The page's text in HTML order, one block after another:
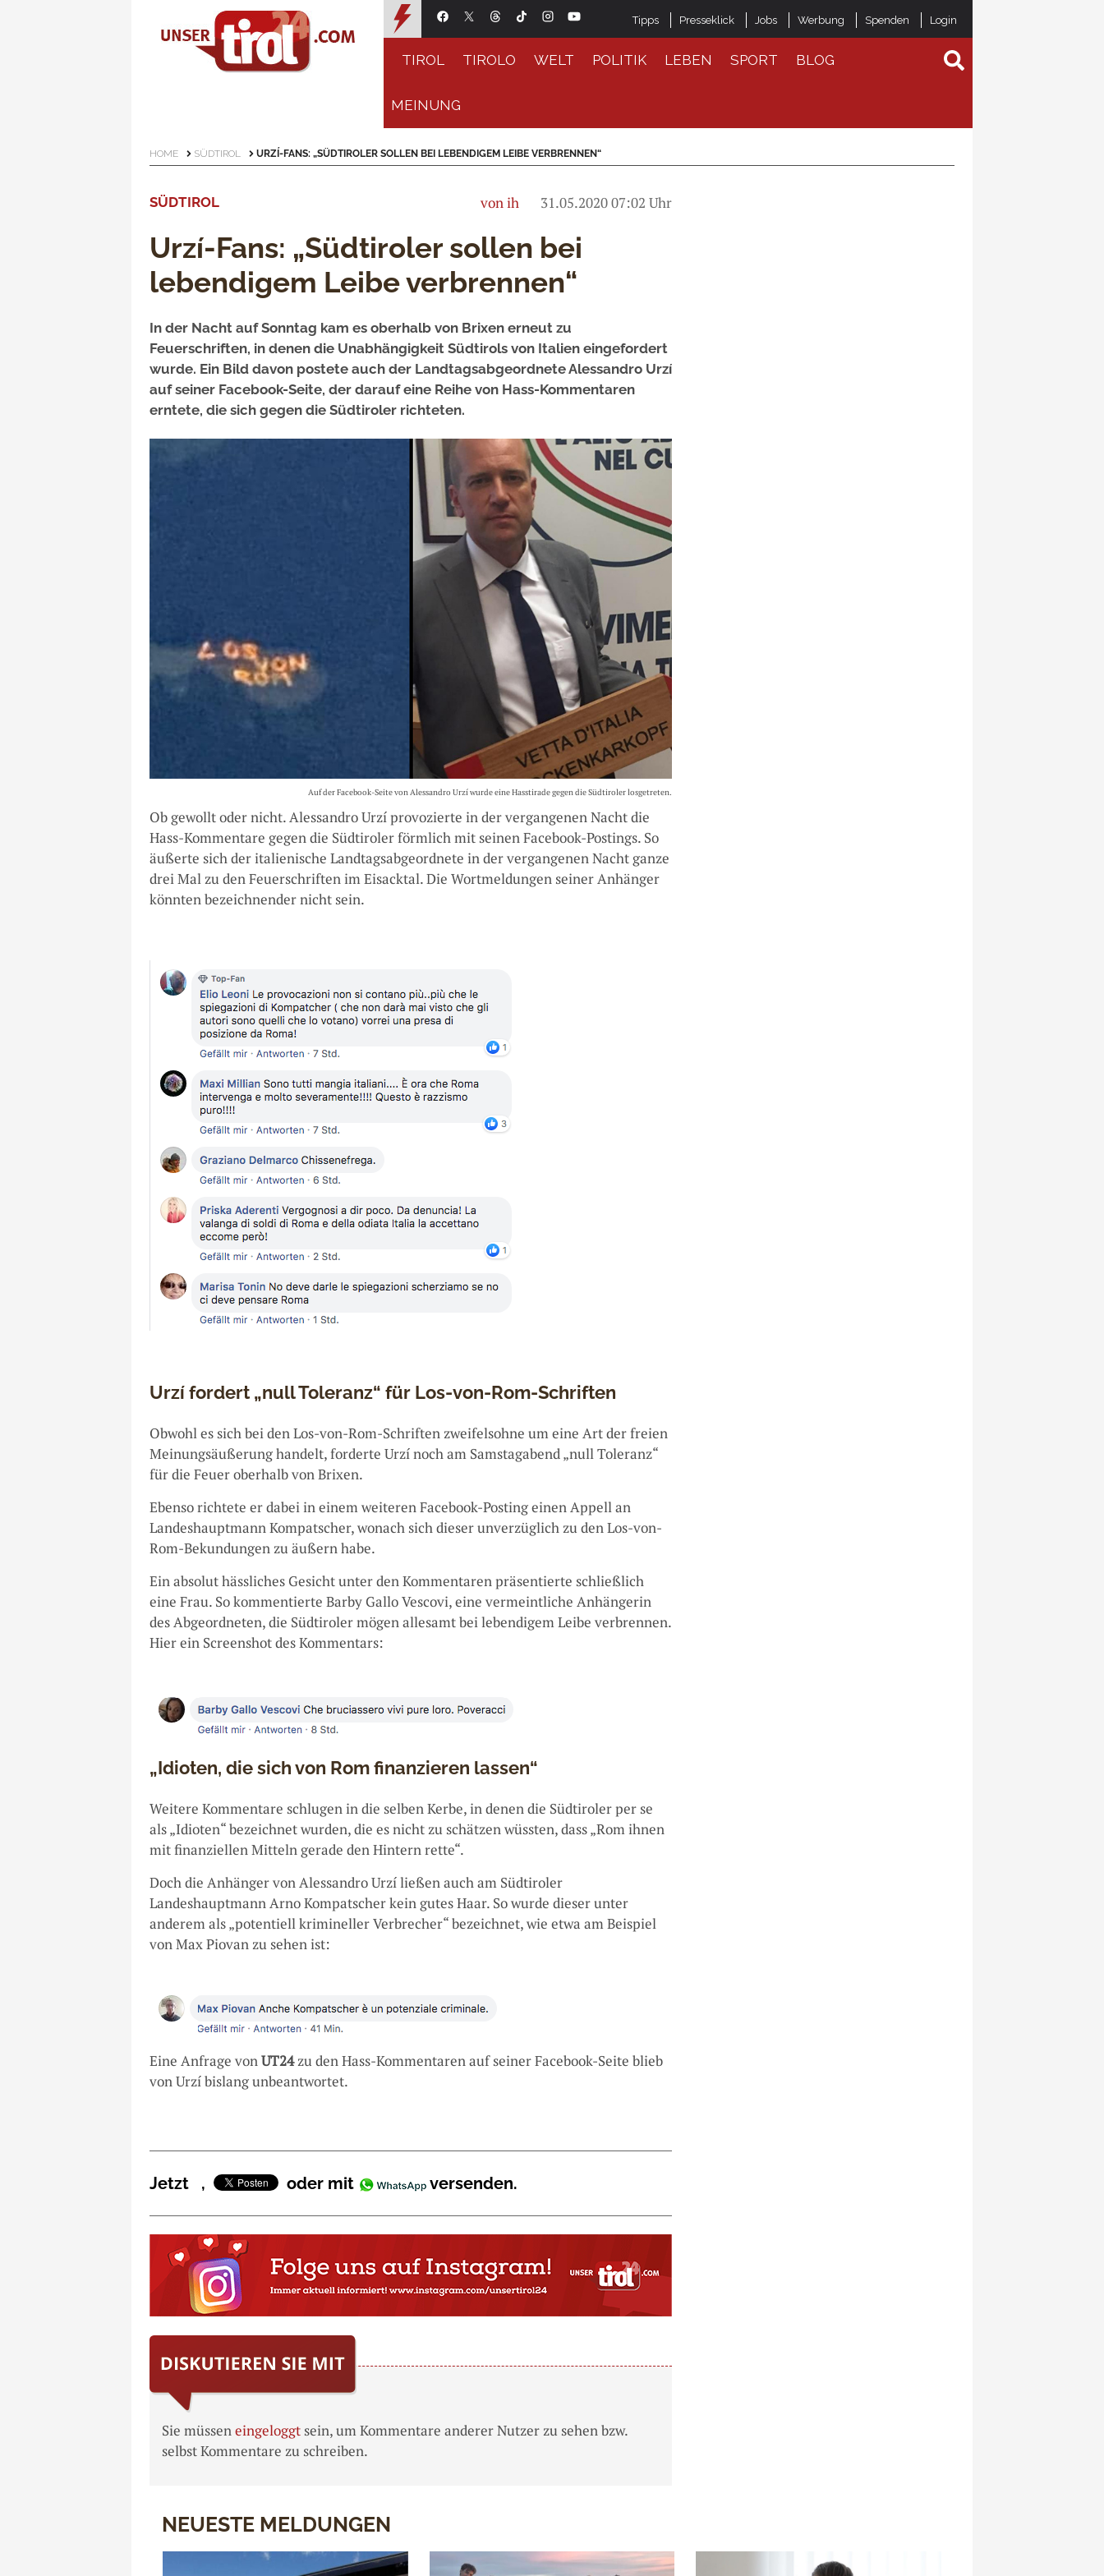
Tipps Presseklick Jobs Werbung Spenden Login
TIROL TIROLO WELT POLITIK LEBEN SPORT BLOG
MEINUNG
HOME SÜDTIROL URZÍ-FANS: „SÜDTIROLER SOLLEN BEI LEBENDIGEM LEIBE VERBRENNEN“
SÜDTIROL von ih 31.05.2020 07:02 Uhr
Urzí-Fans: „Südtiroler sollen bei
lebendigem Leibe verbrennen“
In der Nacht auf Sonntag kam es oberhalb von Brixen erneut zu
Feuerschriften, in denen die Unabhängigkeit Südtirols von Italien eingefordert
wurde. Ein Bild davon postete auch der Landtagsabgeordnete Alessandro Urzí
auf seiner Facebook-Seite, der darauf eine Reihe von Hass-Kommentaren
erntete, die sich gegen die Südtiroler richteten.
Auf der Facebook-Seite von Alessandro Urzí wurde eine Hasstirade gegen die Südtiroler losgetreten.
Ob gewollt oder nicht. Alessandro Urzí provozierte in der vergangenen Nacht die
Hass-Kommentare gegen die Südtiroler förmlich mit seinen Facebook-Postings. So
äußerte sich der italienische Landtagsabgeordnete in der vergangenen Nacht ganze
drei Mal zu den Feuerschriften im Eisacktal. Die Wortmeldungen seiner Anhänger
könnten bezeichnender nicht sein.
Urzí fordert „null Toleranz“ für Los-von-Rom-Schriften
Obwohl es sich bei den Los-von-Rom-Schriften zweifelsohne um eine Art der freien
Meinungsäußerung handelt, forderte Urzí noch am Samstagabend „null Toleranz“
für die Feuer oberhalb von Brixen.
Ebenso richtete er dabei in einem weiteren Facebook-Posting einen Appell an
Landeshauptmann Kompatscher, wonach sich dieser unverzüglich zu den Los-von-
Rom-Bekundungen zu äußern habe.
Ein absolut hässliches Gesicht unter den Kommentaren präsentierte schließlich
eine Frau. So kommentierte Barby Gallo Vescovi, eine vermeintliche Anhängerin
des Abgeordneten, die Südtiroler mögen allesamt bei lebendigem Leibe verbrennen.
Hier ein Screenshot des Kommentars:
„Idioten, die sich von Rom finanzieren lassen“
Weitere Kommentare schlugen in die selben Kerbe, in denen die Südtiroler per se
als „Idioten“ bezeichnet wurden, die es nicht zu schätzen wüssten, dass „Rom ihnen
mit finanziellen Mitteln gerade den Hintern rette“.
Doch die Anhänger von Alessandro Urzí ließen auch am Südtiroler
Landeshauptmann Arno Kompatscher kein gutes Haar. So wurde dieser unter
anderem als „potentiell krimineller Verbrecher“ bezeichnet, wie etwa am Beispiel
von Max Piovan zu sehen ist:
Eine Anfrage vonUT24zu den Hass-Kommentaren auf seiner Facebook-Seite blieb
von Urzí bislang unbeantwortet.
Jetzt , oder mit versenden.
Sie müsseneingeloggt sein, um Kommentare anderer Nutzer zu sehen bzw.
selbst Kommentare zu schreiben.
NEUESTE MELDUNGEN